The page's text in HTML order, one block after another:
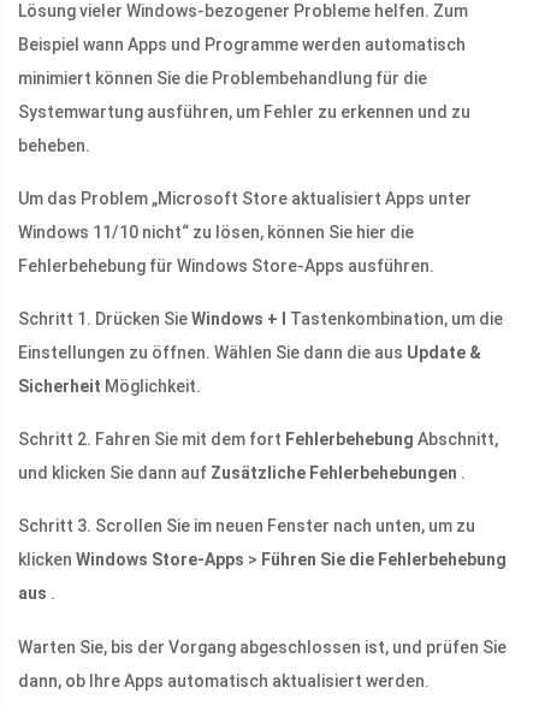
Lösung vieler Windows-bezogener Probleme helfen. Zum
Beispiel wann Apps und Programme werden automatisch
minimiert können Sie die Problembehandlung für die
Systemwartung ausführen, um Fehler zu erkennen und zu
beheben.
Um das Problem „Microsoft Store aktualisiert Apps unter
Windows 11/10 nicht“ zu lösen, können Sie hier die
Fehlerbehebung für Windows Store-Apps ausführen.
Schritt 1. Drücken SieWindows + I
Tastenkombination, um die
Einstellungen zu öffnen. Wählen Sie dann die aus Update &
Sicherheit Möglichkeit.
Schritt 2. Fahren Sie mit dem fort Fehlerbehebung Abschnitt,
und klicken Sie dann auf Zusätzliche Fehlerbehebungen .
Schritt 3. Scrollen Sie im neuen Fenster nach unten, um zu
klicken Windows Store-Apps > Führen Sie die Fehlerbehebung
aus .
Warten Sie, bis der Vorgang abgeschlossen ist, und prüfen Sie
dann, ob Ihre Apps automatisch aktualisiert werden.